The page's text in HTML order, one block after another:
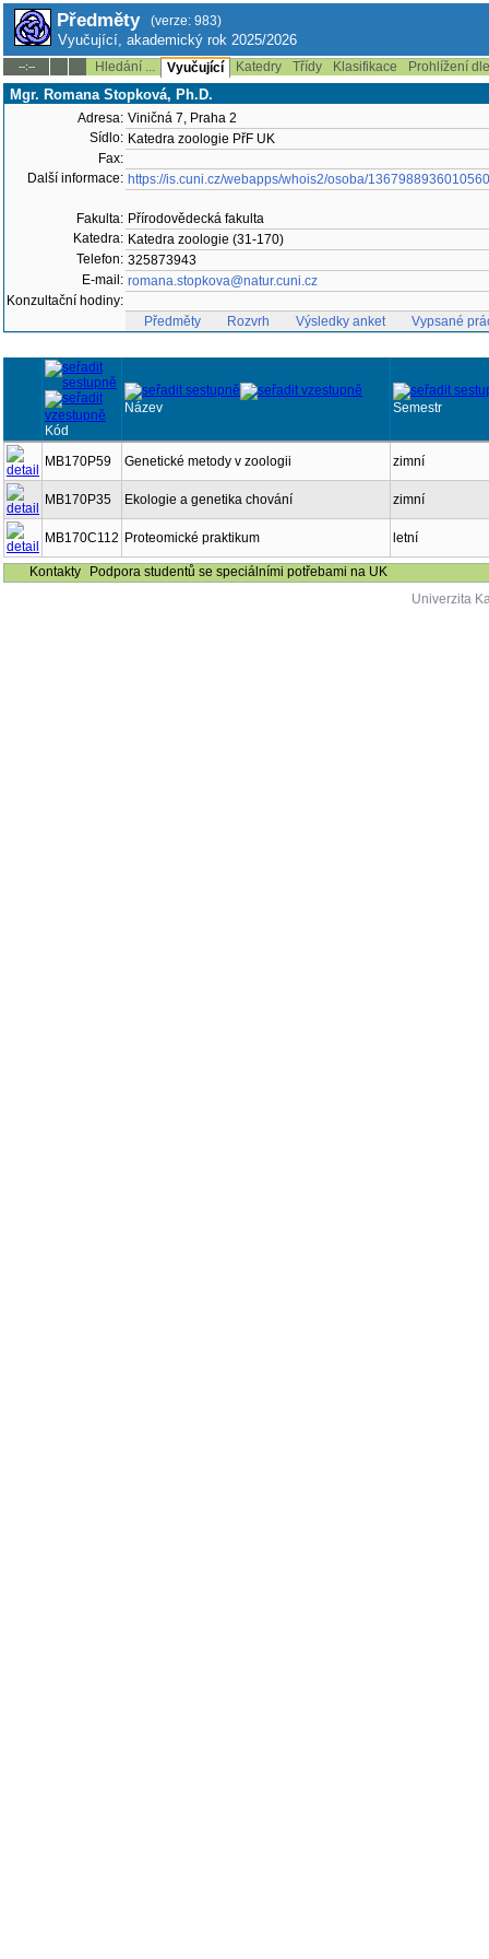
Předměty (verze: 983)
Vyučující, akademický rok 2025/2026
--:-- Hledání ... Vyučující Katedry Třídy Klasifikace Prohlížení
Mgr. Romana Stopková, Ph.D.
Adresa: Viničná 7, Praha 2
Sídlo: Katedra zoologie PřF UK
Fax:
Další informace: https://is.cuni.cz/webapps/whois2/osoba/1367988936010560
Fakulta: Přírodovědecká fakulta
Katedra: Katedra zoologie (31-170)
Telefon: 325873943
E-mail: romana.stopkova@natur.cuni.cz
Konzultační hodiny:
Předměty
Rozvrh Výsledky anket Vypsané
Kód
Název Semestr
MB170P59 Genetické metody v zoologii zimní
MB170P35 Ekologie a genetika chování zimní
MB170C112 Proteomické praktikum letní
Kontakty
Podpora studentů se speciálními potřebami na UK
Univerzita